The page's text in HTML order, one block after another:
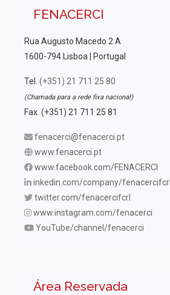
FENACERCI
Rua Augusto Macedo 2 A
1600-794 Lisboa | Portugal
Tel. (+351) 21 711 25 80
(Chamada para a rede fixa nacional)
Fax. (+351) 21 711 25 81
fenacerci@fenacerci.pt
www.fenacerci.pt
www.facebook.com/FENACERCI
inkedin.com/company/fenacercifcrl
twitter.com/fenacercifcrl
www.instagram.com/fenacerci
YouTube/channel/fenacerci
Área Reservada